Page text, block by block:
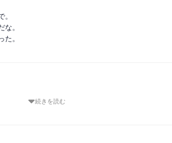
。
。
とする人たちにフォーカスを当てつつ劇的にはすぐ
に救われないんだなという感じが絶望感あった。タ
とても切ない。
続きを読む